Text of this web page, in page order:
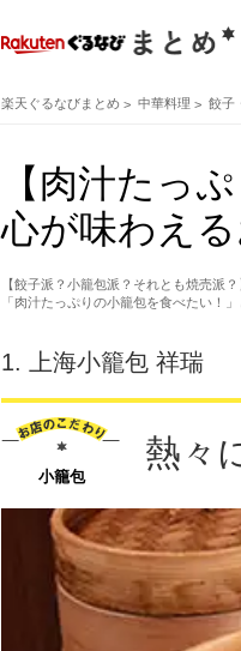
楽天ぐるなびまとめ 中華料理 餃子
【肉汁たっ
心が味わえ
【餃子派？小籠包派？それとも焼売派
「肉汁たっぷりの小籠包を食べたい！
1. 上海小籠包 祥瑞
小籠包
熱々